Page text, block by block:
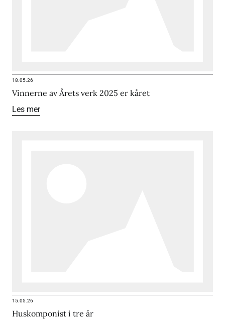
18.05.26
Vinnerne av Årets verk 2025 er kåret
Les mer
15.05.26
Huskomponist i tre år